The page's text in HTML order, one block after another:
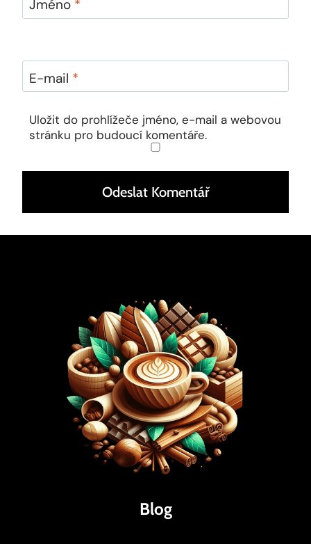
Jméno *
E-mail *
Uložit do prohlížeče jméno, e-mail a webovou
stránku pro budoucí komentáře.
Blog